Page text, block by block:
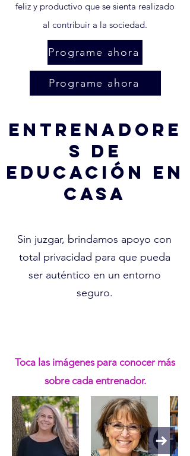
feliz y productivo que se sienta realizado
al contribuir a la sociedad.
Programe ahora
Programe ahora
ENTRENADORE
S DE
EDUCACIÓN EN
CASA
Sin juzgar, brindamos apoyo con
total privacidad para que pueda
ser auténtico en un entorno
seguro.
Toca las imágenes para conocer más
sobre cada entrenador.